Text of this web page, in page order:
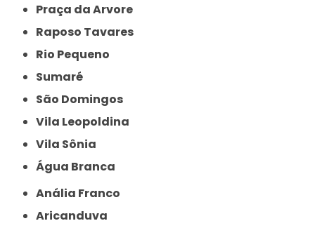
Praça da Arvore
Raposo Tavares
Rio Pequeno
Sumaré
São Domingos
Vila Leopoldina
Vila Sônia
Água Branca
Anália Franco
Aricanduva